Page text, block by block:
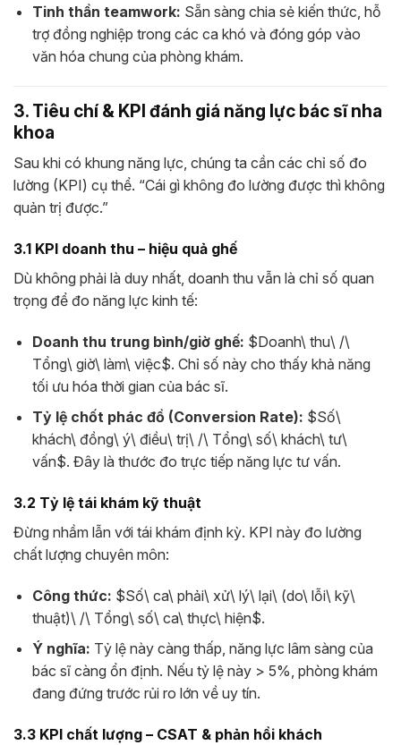
Tinh thần teamwork: Sẵn sàng chia sẻ kiến thức, hỗ
trợ đồng nghiệp trong các ca khó và đóng góp vào
văn hóa chung của phòng khám.
3. Tiêu chí & KPI đánh giá năng lực bác sĩ nha
khoa
Sau khi có khung năng lực, chúng ta cần các chỉ số đo
lường (KPI) cụ thể. “Cái gì không đo lường được thì không
quản trị được.”
3.1 KPI doanh thu – hiệu quả ghế
Dù không phải là duy nhất, doanh thu vẫn là chỉ số quan
trọng để đo năng lực kinh tế:
Doanh thu trung bình/giờ ghế: $Doanh\ thu\ /\
Tổng\ giờ\ làm\ việc$. Chỉ số này cho thấy khả năng
tối ưu hóa thời gian của bác sĩ.
Tỷ lệ chốt phác đồ (Conversion Rate): $Số\
khách\ đồng\ ý\ điều\ trị\ /\ Tổng\ số\ khách\ tư\
vấn$. Đây là thước đo trực tiếp năng lực tư vấn.
3.2 Tỷ lệ tái khám kỹ thuật
Đừng nhầm lẫn với tái khám định kỳ. KPI này đo lường
chất lượng chuyên môn:
Công thức: $Số\ ca\ phải\ xử\ lý\ lại\ (do\ lỗi\ kỹ\
thuật)\ /\ Tổng\ số\ ca\ thực\ hiện$.
Ý nghĩa: Tỷ lệ này càng thấp, năng lực lâm sàng của
bác sĩ càng ổn định. Nếu tỷ lệ này > 5%, phòng khám
đang đứng trước rủi ro lớn về uy tín.
3.3 KPI chất lượng – CSAT & phản hồi khách